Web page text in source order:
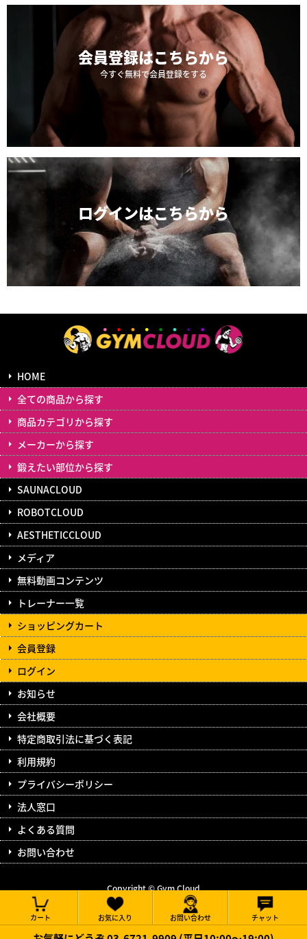
会員登録はこちらから
今すぐ無料で会員登録をする
ログインはこちらから
HOME
全ての商品から探す
商品カテゴリから探す
メーカーから探す
鍛えたい部位から探す
SAUNACLOUD
ROBOTCLOUD
AESTHETICCLOUD
メディア
無料動画コンテンツ
トレーナー一覧
ショッピングカート
会員登録
ログイン
お知らせ
会社概要
特定商取引法に基づく表記
利用規約
プライバシーポリシー
法人窓口
よくある質問
お問い合わせ
Copyright © Gym Cloud
All Rights Reserved.
カート お気に入り お問い合わせ チャット